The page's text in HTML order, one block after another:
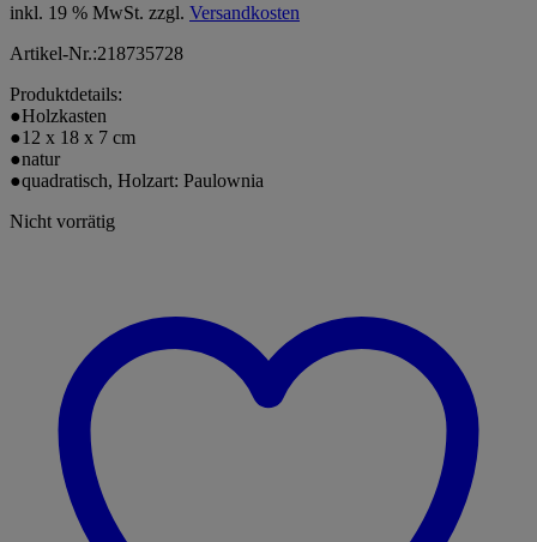
inkl. 19 % MwSt. zzgl. Versandkosten
Artikel-Nr.:218735728
Produktdetails:
●Holzkasten
●12 x 18 x 7 cm
●natur
●quadratisch, Holzart: Paulownia
Nicht vorrätig